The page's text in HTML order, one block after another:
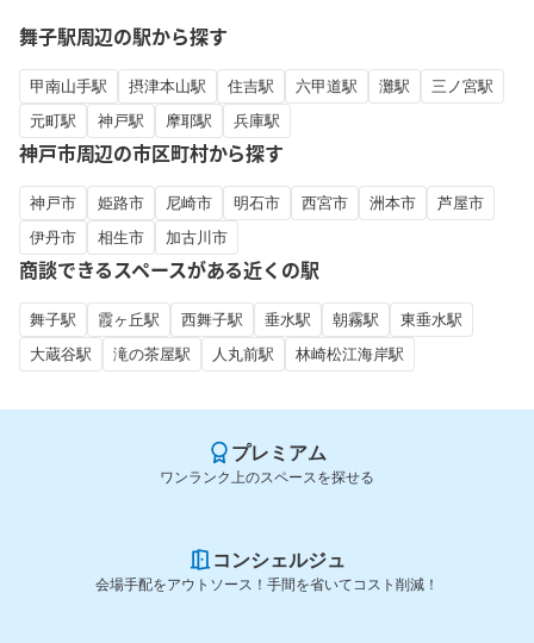
舞子駅周辺の駅から探す
甲南山手駅 摂津本山駅 住吉駅 六甲道駅 灘駅
三ノ宮駅
元町駅
神戸駅 摩耶駅 兵庫駅
神戸市周辺の市区町村から探す
神戸市 姫路市 尼崎市 明石市 西宮市 洲本市
芦屋市
伊丹市
相生市 加古川市
商談できるスペースがある近くの駅
舞子駅 霞ヶ丘駅 西舞子駅 垂水駅 朝霧駅
東垂水駅
大蔵谷駅
滝の茶屋駅 人丸前駅 林崎松江海岸駅
プレミアム
ワンランク上のスペースを探せる
コンシェルジュ
会場手配をアウトソース！手間を省いてコスト削減！